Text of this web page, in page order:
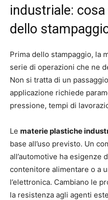
industriale:
dello
Prima dello stampaggio, la
serie di operazioni che ne
Non si tratta di un
applicazione richiede
pressione, tempi di
Le materie plastiche
base all’uso previsto. Un
all’automotive ha esigenze
contenitore alimentare o a
l’elettronica. Cambiano le
la resistenza agli agenti